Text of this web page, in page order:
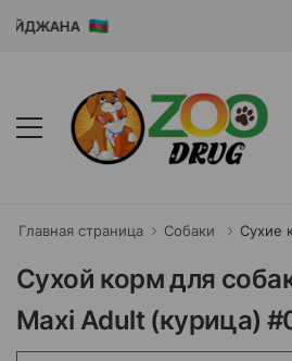
Главная страница Собаки Сухие
Сухой корм для
Maxi Adult (курица)